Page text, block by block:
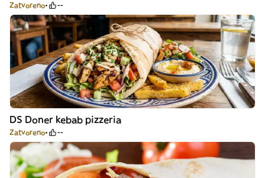
Zatvoreno --
DS Doner kebab pizzeria
Zatvoreno --